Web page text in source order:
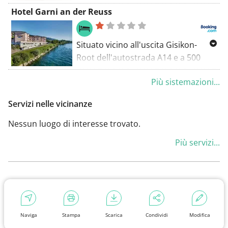
Naviga Stampa Scarica Condividi Modifica
alla stazione ferroviaria di Rotkreuz
e offre camere eleganti con ampie
scrivanie, connessione Wi-Fi gratuita
e macchina da caffè Nespresso.
Hotel Garni an der Reuss
Situato vicino all'uscita Gisikon-
Root dell'autostrada A14 e a 500
metri dalla stazione ferroviaria di
Gisikon-Root, l'Hotel Garni an der
parcheggio gratuiti.
Più sistemazioni...
Servizi nelle vicinanze
Nessun luogo di interesse trovato.
Più servizi...